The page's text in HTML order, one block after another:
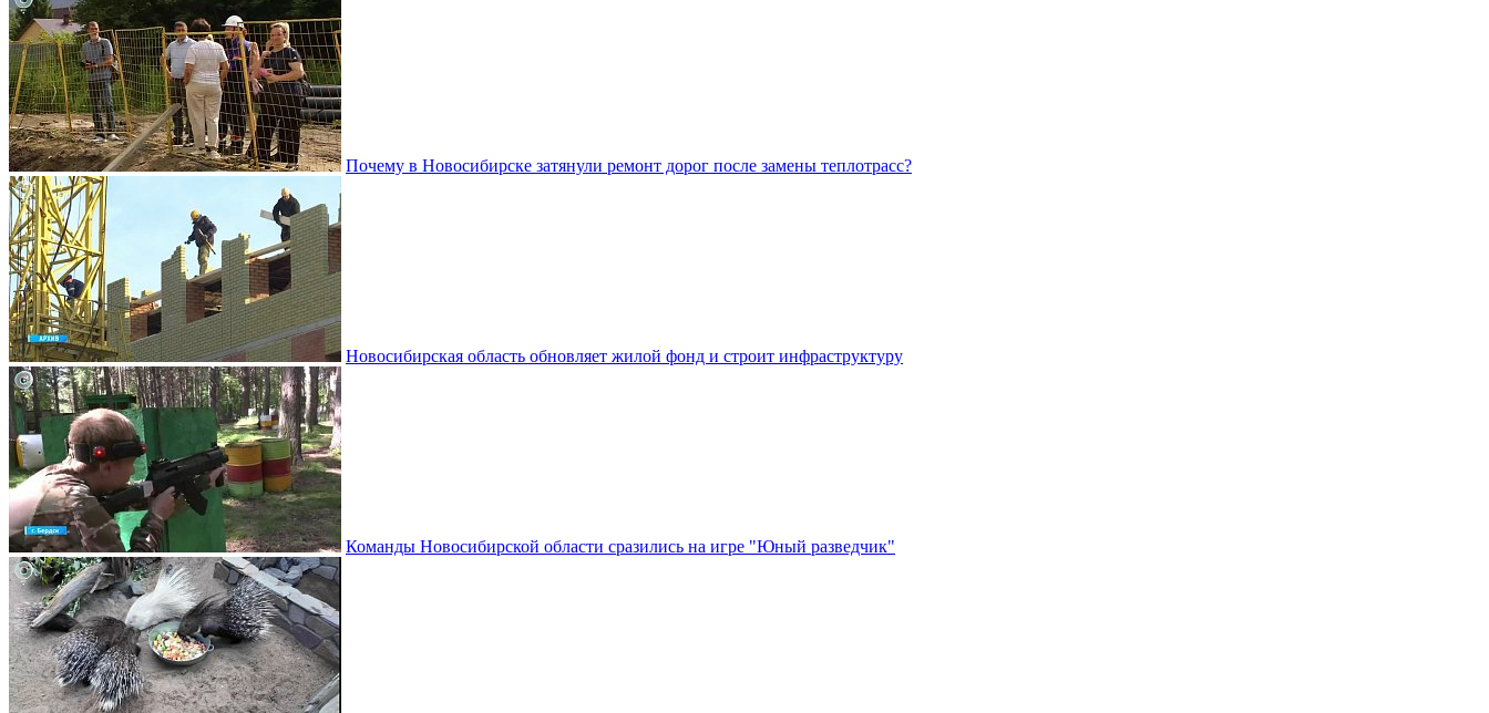
Почему в Новосибирске затянули ремонт дорог после замены теплотрасс?
Новосибирская область обновляет жилой фонд и строит инфраструктуру
Команды Новосибирской области сразились на игре "Юный разведчик"